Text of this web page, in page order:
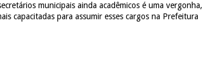
municipais ainda acadêmicos é uma vergonha,
capacitadas para assumir esses cargos na Prefeitura